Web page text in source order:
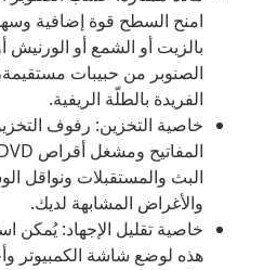
امنح السطح قوة إضافية
بالزيت أو الشمع أو
الصنوبر من حبيبات
الفريدة بالطلّة الريفية.
خاصية التخزين: رفوف
البث والمستقبلات ونواقل
والأغراض المشابهة لديك.
خاصية تقليل الإجهاد: يُمكن
هذه لوضع شاشة الكمبيوتر